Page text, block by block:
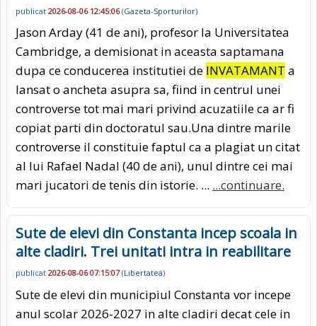
publicat 2026-08-06 12:45:06(Gazeta-Sporturilor)
Jason Arday (41 de ani), profesor la Universitatea
Cambridge, a demisionat in aceasta saptamana
dupa ce conducerea institutiei de INVATAMANT a
lansat o ancheta asupra sa, fiind in centrul unei
controverse tot mai mari privind acuzatiile ca ar fi
copiat parti din doctoratul sau.Una dintre marile
controverse il constituie faptul ca a plagiat un citat
al lui Rafael Nadal (40 de ani), unul dintre cei mai
mari jucatori de tenis din istorie. ... ...continuare.
Sute de elevi din Constanta incep scoala in
alte cladiri. Trei unitati intra in reabilitare
publicat 2026-08-06 07:15:07(Libertatea)
Sute de elevi din municipiul Constanta vor incepe
anul scolar 2026-2027 in alte cladiri decat cele in